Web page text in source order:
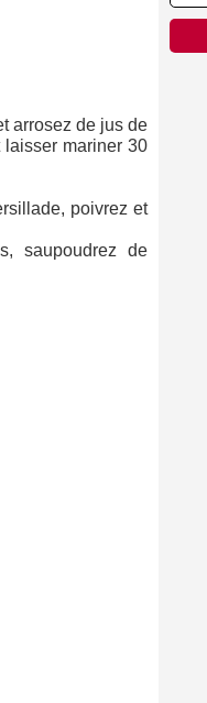
arrosez de jus de
laisser mariner 30
poivrez et
saupoudrez de